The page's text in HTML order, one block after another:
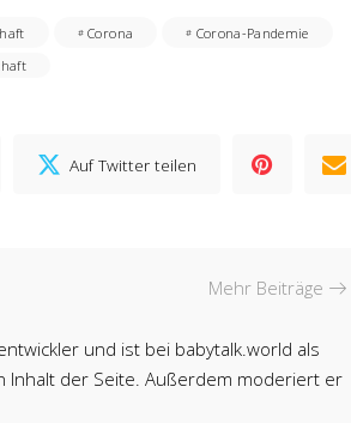
Corona
Corona-Pandemie
Auf Twitter teilen
Mehr Beiträge
und ist bei babytalk.world als
der Seite. Außerdem moderiert er